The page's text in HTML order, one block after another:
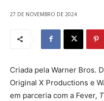
27 DE NOVEMBRO DE 2024
Criada pela Warner Bros.
Original X Productions e
em parceria com a Fever,